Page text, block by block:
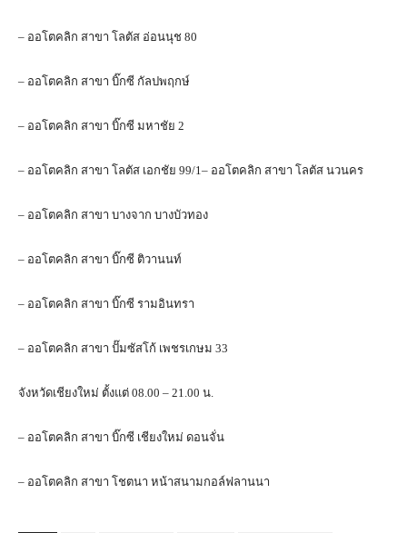
– ออโตคลิก สาขา โลตัส อ่อนนุช 80
– ออโตคลิก สาขา บิ๊กซี กัลปพฤกษ์
– ออโตคลิก สาขา บิ๊กซี มหาชัย 2
– ออโตคลิก สาขา โลตัส เอกชัย 99/1– ออโตคลิก สาขา โลตัส นวนคร
– ออโตคลิก สาขา บางจาก บางบัวทอง
– ออโตคลิก สาขา บิ๊กซี ติวานนท์
– ออโตคลิก สาขา บิ๊กซี รามอินทรา
– ออโตคลิก สาขา ปั๊มซัสโก้ เพชรเกษม 33
จังหวัดเชียงใหม่ ตั้งแต่ 08.00 – 21.00 น.
– ออโตคลิก สาขา บิ๊กซี เชียงใหม่ ดอนจั่น
– ออโตคลิก สาขา โชตนา หน้าสนามกอล์ฟลานนา